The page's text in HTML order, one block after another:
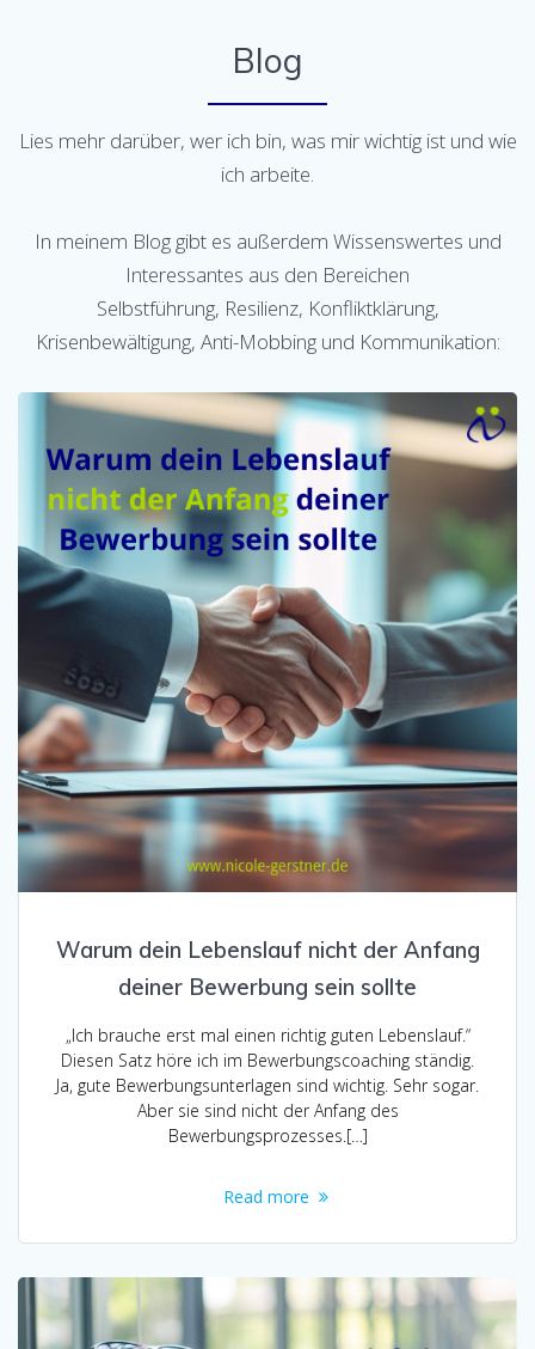
Blog
Lies mehr darüber, wer ich bin, was mir wichtig ist und wie
ich arbeite.
In meinem Blog gibt es außerdem Wissenswertes und
Interessantes aus den Bereichen
Selbstführung, Resilienz, Konfliktklärung,
Krisenbewältigung, Anti-Mobbing und Kommunikation:
Warum dein Lebenslauf nicht der Anfang
deiner Bewerbung sein sollte
„Ich brauche erst mal einen richtig guten Lebenslauf.“
Diesen Satz höre ich im Bewerbungscoaching ständig.
Ja, gute Bewerbungsunterlagen sind wichtig. Sehr sogar.
Aber sie sind nicht der Anfang des
Bewerbungsprozesses.[…]
Read more